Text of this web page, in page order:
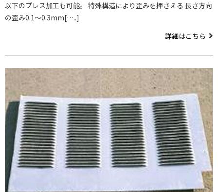
以下のプレス加工も可能。 特殊構造により歪みを押さえる 長さ方向
の歪み0.1～0.3mm[…..]
詳細はこちら